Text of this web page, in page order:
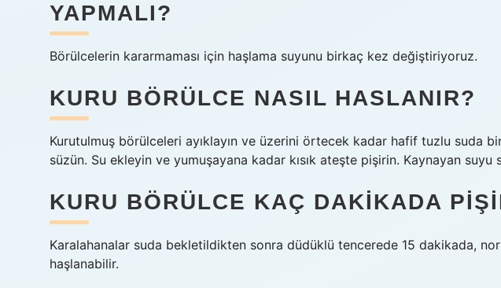
YAPMALI?
Börülcelerin kararmaması için haşlama suyunu birkaç kez değiştiriyoruz.
KURU BÖRÜLCE NASIL HASLANIR?
Kurutulmuş börülceleri ayıklayın ve üzerini örtecek kadar hafif tuzlu suda
süzün. Su ekleyin ve yumuşayana kadar kısık ateşte pişirin. Kaynayan suyu
KURU BÖRÜLCE KAÇ DAKIKADA
Karalahanalar suda bekletildikten sonra düdüklü tencerede 15 dakikada,
haşlanabilir.